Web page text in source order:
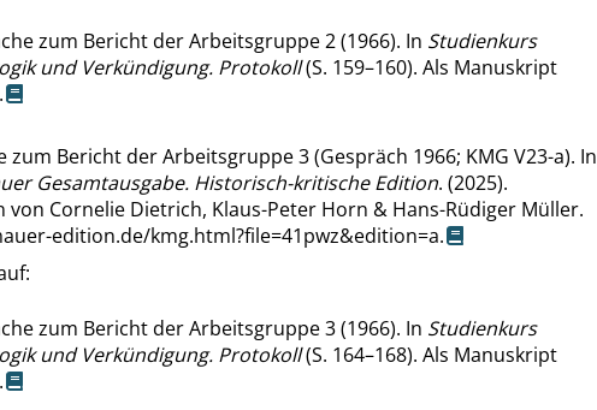
zum Bericht der Arbeitsgruppe 2 (1966). In Studienkurs
und Verkündigung. Protokoll(S. 159–160). Als Manuskript
zum Bericht der Arbeitsgruppe 3 (Gespräch 1966; KMG V23-a). In
Gesamtausgabe. Historisch-kritische Edition. (2025).
von Cornelie Dietrich, Klaus-Peter Horn & Hans-Rüdiger Müller.
edition.de/kmg.html?file=41pwz&edition=a.
zum Bericht der Arbeitsgruppe 3 (1966). In Studienkurs
und Verkündigung. Protokoll(S. 164–168). Als Manuskript